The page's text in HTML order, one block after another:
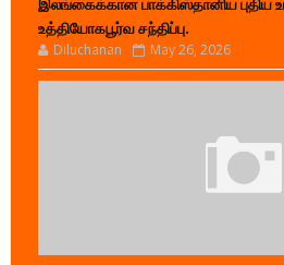
இலங்கைக்கான பாக்கிஸ்தானிய புதிய
உத்தியோகபூர்வ சந்திப்பு.
Diluchanan May 26, 2026